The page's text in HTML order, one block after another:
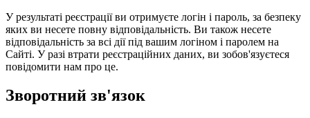
У результаті реєстрації ви отримуєте логін і пароль, за безпеку
яких ви несете повну відповідальність. Ви також несете
відповідальність за всі дії під вашим логіном і паролем на
Сайті. У разі втрати реєстраційних даних, ви зобов'язуєтеся
повідомити нам про це.
Зворотний зв'язок